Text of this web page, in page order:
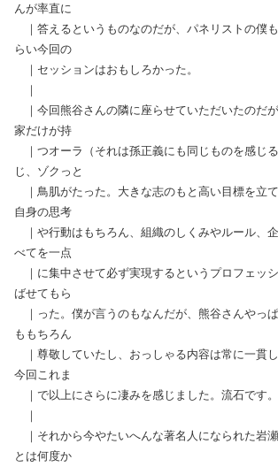
んが率直に
｜答えるというものなのだが、パネリストの僕
らい今回の
｜セッションはおもしろかった。
｜
｜今回熊谷さんの隣に座らせていただいたのだ
家だけが持
｜つオーラ（それは孫正義にも同じものを感じ
じ、ゾクっと
｜鳥肌がたった。大きな志のもと高い目標を立
自身の思考
｜や行動はもちろん、組織のしくみやルール、
べてを一点
｜に集中させて必ず実現するというプロフェッ
ばせてもら
｜った。僕が言うのもなんだが、熊谷さんやっ
ももちろん
｜尊敬していたし、おっしゃる内容は常に一貫し
今回これま
｜で以上にさらに凄みを感じました。流石です。
｜
｜それから今やたいへんな著名人になられた岩
とは何度か